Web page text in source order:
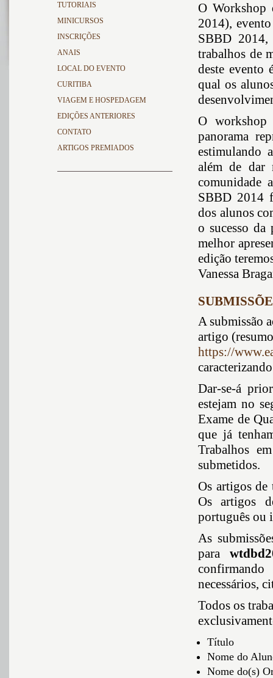
TUTORIAIS
MINICURSOS
INSCRIÇÕES
ANAIS
LOCAL DO EVENTO
CURITIBA
VIAGEM E HOSPEDAGEM
EDIÇÕES ANTERIORES
CONTATO
ARTIGOS PREMIADOS
O Workshop
2014),
SBBD 2014,
trabalhos de
deste evento
qual os
O workshop
panorama
estimulando
além de dar
comunidade
SBBD 2014
dos alunos
o sucesso
melhor
edição
Vanessa
A submissão
artigo
https://
Dar-se-á
estejam no
Exame de
que já
Trabalhos
submetidos.
Os artigos de
Os artigos
português ou
As
para
necessários,
Todos os
Título
Nome do
Nome do(s)